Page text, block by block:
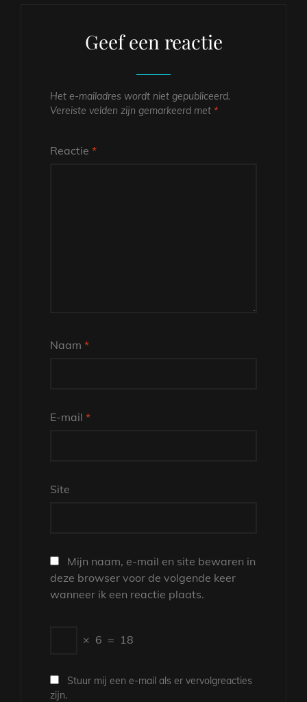
Geef een reactie
Het e-mailadres wordt niet gepubliceerd.
Vereiste velden zijn gemarkeerd met *
Reactie *
Naam *
E-mail *
Site
Mijn naam, e-mail en site bewaren in
deze browser voor de volgende keer
wanneer ik een reactie plaats.
× 6 = 18
Stuur mij een e-mail als er vervolgreacties
zijn.